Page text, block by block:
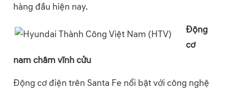
hàng đầu hiện nay.
Động
cơ
nam châm vĩnh cửu
Động cơ điện trên Santa Fe nổi bật với công nghệ